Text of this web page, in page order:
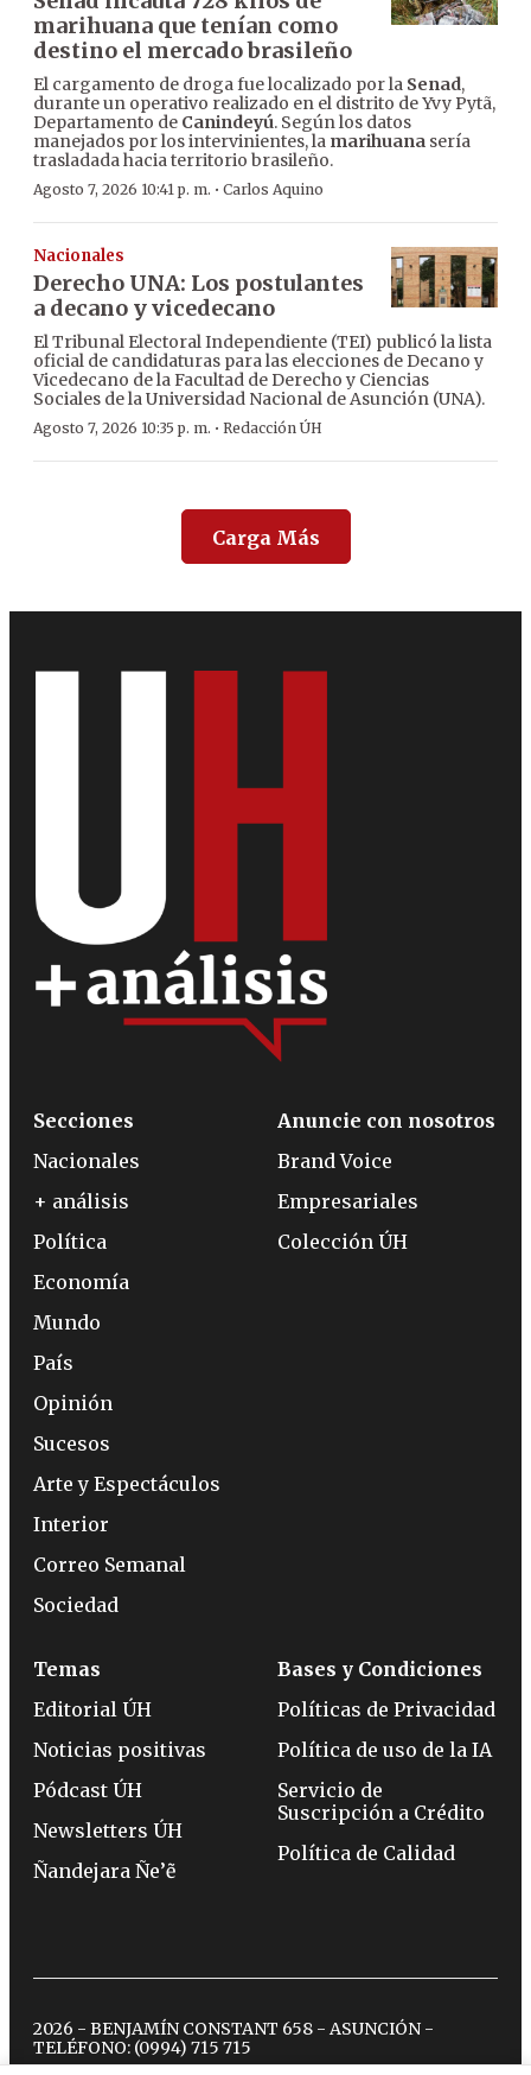
marihuana que tenían como
destino el mercado brasileño
El cargamento de droga fue localizado por la Senad,
durante un operativo realizado en el distrito de Yvy Pytã,
Departamento de Canindeyú. Según los datos
manejados por los intervinientes, la marihuana sería
trasladada hacia territorio brasileño.
Agosto 7, 2026 10:41 p. m. · Carlos Aquino
Nacionales
Derecho UNA: Los postulantes
a decano y vicedecano
El Tribunal Electoral Independiente (TEI) publicó la lista
oficial de candidaturas para las elecciones de Decano y
Vicedecano de la Facultad de Derecho y Ciencias
Sociales de la Universidad Nacional de Asunción (UNA).
Agosto 7, 2026 10:35 p. m. · Redacción ÚH
Carga Más
Secciones
Nacionales
+ análisis
Política
Economía
Mundo
País
Opinión
Sucesos
Arte y Espectáculos
Interior
Correo Semanal
Sociedad
Anuncie con nosotros
Brand Voice
Empresariales
Colección ÚH
Temas
Editorial ÚH
Noticias positivas
Pódcast ÚH
Newsletters ÚH
Ñandejara Ñe’ẽ
Bases y Condiciones
Políticas de Privacidad
Política de uso de la IA
Servicio de
Suscripción a Crédito
Política de Calidad
2026 - BENJAMÍN CONSTANT 658 - ASUNCIÓN -
TELÉFONO: (0994) 715 715